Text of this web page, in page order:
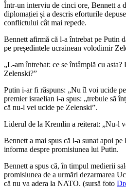
Într-un interviu de cinci ore, Bennett a
diplomației și a descris eforturile
conflictului cât mai repede.
Bennett afirmă că l-a întrebat pe Putin
pe președintele ucrainean volodimir
„L-am întrebat: ce se întâmplă cu
Zelenski?”
Putin i-ar fi răspuns: „Nu îl voi ucide
premier israelian i-a spus: „trebuie să
că nu-l vei ucide pe Zelenski”.
Liderul de la Kremlin a reiterat: „Nu-l
Bennett a mai spus că l-a sunat apoi
informa despre promisiunea lui Putin.
Bennett a spus că, în timpul medierii
promisiunea de a urmări dezarmarea
că nu va adera la NATO. (sursă foto